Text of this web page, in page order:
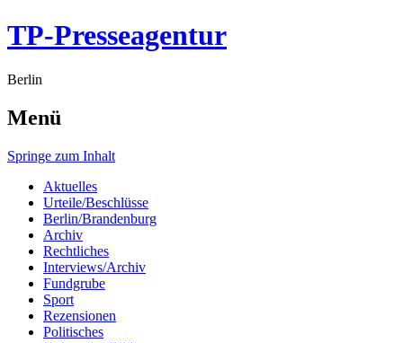
TP-Presseagentur
Berlin
Menü
Springe zum Inhalt
Aktuelles
Urteile/Beschlüsse
Berlin/Brandenburg
Archiv
Rechtliches
Interviews/Archiv
Fundgrube
Sport
Rezensionen
Politisches